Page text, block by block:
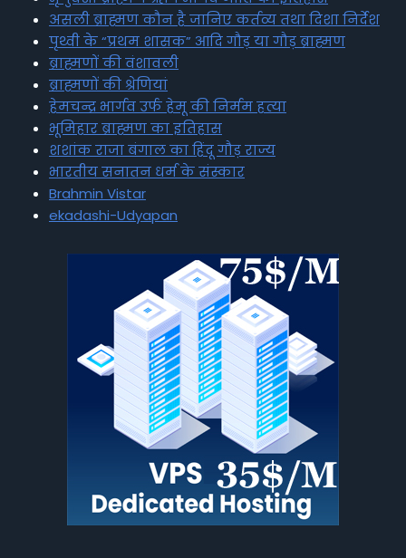
असली ब्राह्मण कौन है जानिए कर्तव्य तथा दिशा निर्देश
पृथ्वी के “प्रथम शासक” आदि गौड़ या गौड़ ब्राह्मण
ब्राह्मणों की वंशावली
ब्राह्मणों की श्रेणियां
हेमचन्द्र भार्गव उर्फ हेमू की निर्मम हत्या
भूमिहार ब्राह्मण का इतिहास
शशांक राजा बंगाल का हिंदू गौड़ राज्य
भारतीय सनातन धर्म के संस्कार
Brahmin Vistar
ekadashi-Udyapan